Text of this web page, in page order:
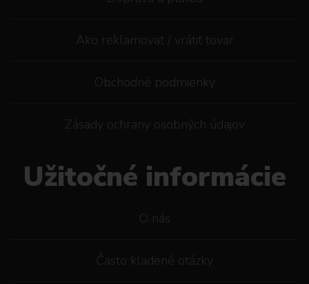
Ako reklamovat / vrátiť tovar
Obchodné podmienky
Zásady ochrany osobných údajov
Užitočné informácie
O nás
Často kladené otázky